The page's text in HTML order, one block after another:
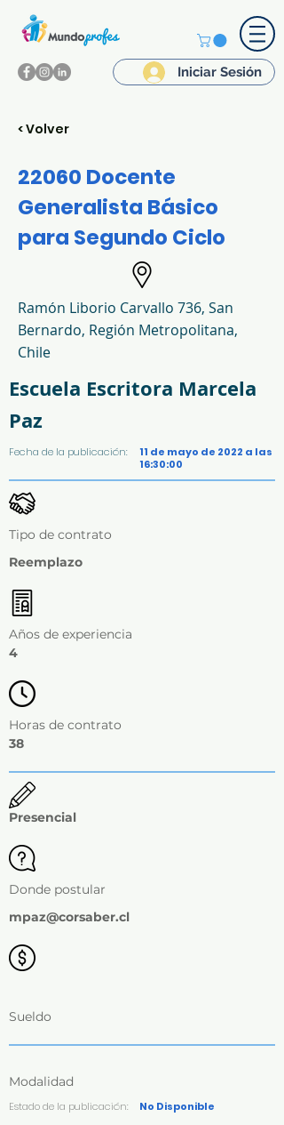
Iniciar Sesión
< Volver
22060 Docente
Generalista Básico
para Segundo Ciclo
Ramón Liborio Carvallo 736, San
Bernardo, Región Metropolitana,
Chile
Escuela Escritora Marcela
Paz
Fecha de la publicación:
11 de mayo de 2022 a las
16:30:00
Tipo de contrato
Reemplazo
Años de experiencia
4
Horas de contrato
38
Presencial
Donde postular
mpaz@corsaber.cl
Sueldo
Modalidad
Estado de la publicación: No Disponible